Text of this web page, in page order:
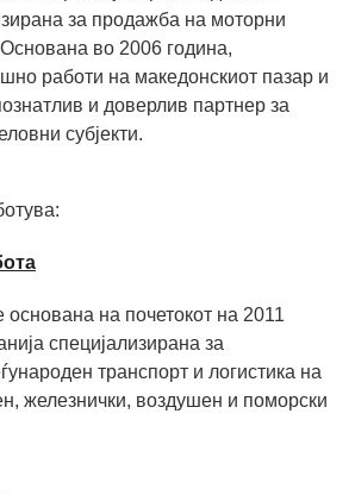
за продажба на моторни
во 2006 година,
работи на македонскиот пазар и
и доверлив партнер за
субјекти.
основана на почетокот на 2011
специјализирана за
транспорт и логистика на
железнички, воздушен и поморски